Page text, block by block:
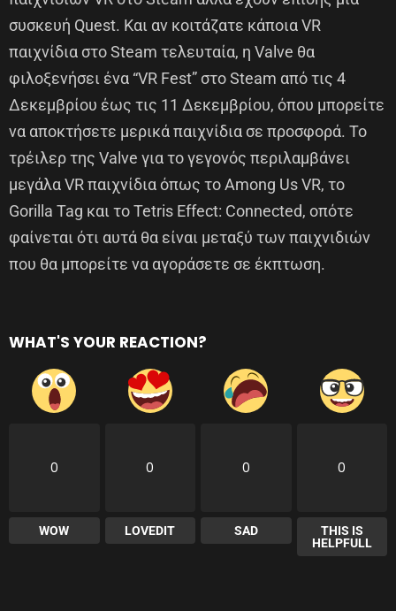
συσκευή Quest. Και αν κοιτάζατε κάποια VR
παιχνίδια στο Steam τελευταία, η Valve θα
φιλοξενήσει ένα “VR Fest” στο Steam από τις 4
Δεκεμβρίου έως τις 11 Δεκεμβρίου, όπου μπορείτε
να αποκτήσετε μερικά παιχνίδια σε προσφορά. Το
τρέιλερ της Valve για το γεγονός περιλαμβάνει
μεγάλα VR παιχνίδια όπως το Among Us VR, το
Gorilla Tag και το Tetris Effect: Connected, οπότε
φαίνεται ότι αυτά θα είναι μεταξύ των παιχνιδιών
που θα μπορείτε να αγοράσετε σε έκπτωση.
WHAT'S YOUR REACTION?
0
WOW
0
LOVEDIT
0
SAD
0
THIS IS
HELPFULL